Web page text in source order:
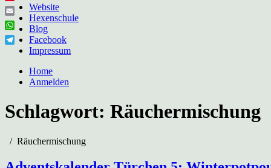
Website
Hexenschule
Blog
Facebook
Impressum
Home
Anmelden
Schlagwort: Räuchermischung
Räuchermischung
Pinterest
Email
WhatsApp
Telegram